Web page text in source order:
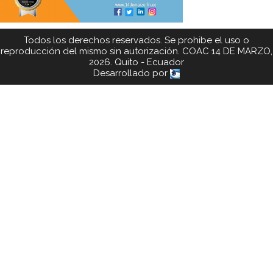
Todos los derechos reservados. Se prohibe el uso o
reproducción del mismo sin autorización. COAC 14 DE MARZO,
2026. Quito - Ecuador
Desarrollado por